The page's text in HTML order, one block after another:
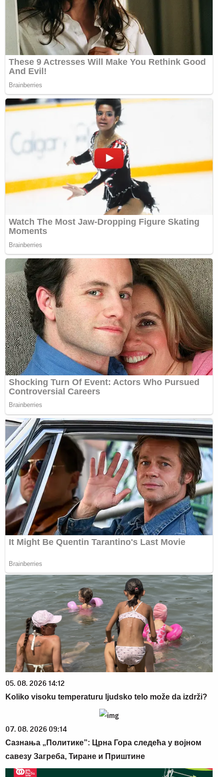
05. 08. 2026 14:12
Koliko visoku temperaturu ljudsko telo može da izdrži?
07. 08. 2026 09:14
Сазнања „Политике”: Црна Гора следећа у војном
савезу Загреба, Тиране и Приштине